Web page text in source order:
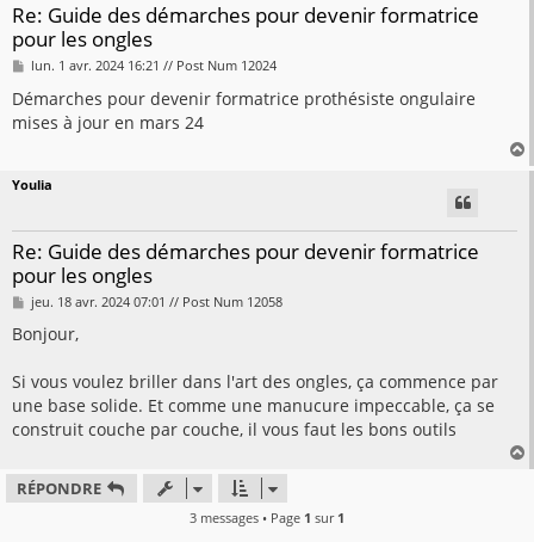
Re: Guide des démarches pour devenir formatrice
pour les ongles
M
s
s
a
lun. 1 avr. 2024 16:21 // Post Num 12024
Démarches pour devenir formatrice prothésiste ongulaire
mises à jour en mars 24
Youlia
Re: Guide des démarches pour devenir formatrice
pour les ongles
M
e
s
s
g
jeu. 18 avr. 2024 07:01 // Post Num 12058
Bonjour,
Si vous voulez briller dans l'art des ongles, ça commence par
une base solide. Et comme une manucure impeccable, ça se
construit couche par couche, il vous faut les bons outils
RÉPONDRE
3 messages • Page 1 sur 1